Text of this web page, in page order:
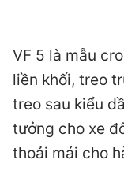
VF 5 là mẫu
liền khối, treo
treo sau kiểu
tưởng cho xe
thoải mái cho